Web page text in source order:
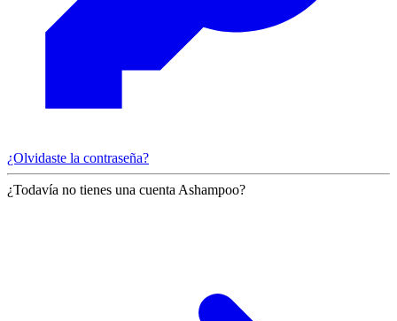
¿Olvidaste la contraseña?
¿Todavía no tienes una cuenta Ashampoo?